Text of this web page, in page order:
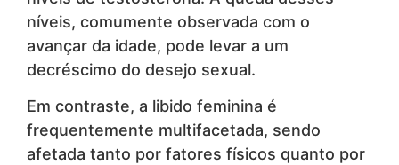
níveis, comumente observada com o
avançar da idade, pode levar a um
decréscimo do desejo sexual.
Em contraste, a libido feminina é
frequentemente multifacetada, sendo
afetada tanto por fatores físicos quanto por